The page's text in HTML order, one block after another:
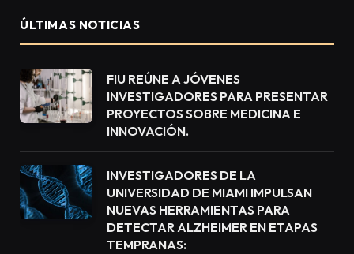
ÚLTIMAS NOTICIAS
FIU REÚNE A JÓVENES
INVESTIGADORES PARA PRESENTAR
PROYECTOS SOBRE MEDICINA E
INNOVACIÓN.
INVESTIGADORES DE LA
UNIVERSIDAD DE MIAMI IMPULSAN
NUEVAS HERRAMIENTAS PARA
DETECTAR ALZHEIMER EN ETAPAS
TEMPRANAS: